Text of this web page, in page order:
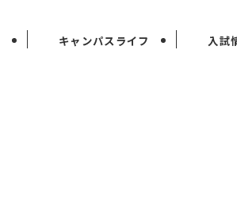
キャンパスライフ 入試